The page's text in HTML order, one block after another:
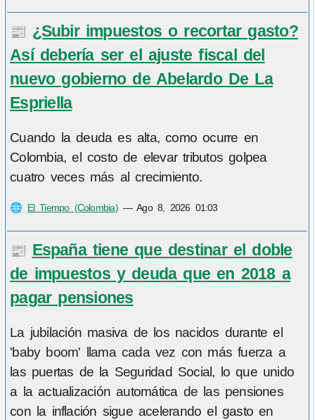
📰 ¿Subir impuestos o recortar gasto?
Así debería ser el ajuste fiscal del
nuevo gobierno de Abelardo De La
Espriella
Cuando la deuda es alta, como ocurre en
Colombia, el costo de elevar tributos golpea
cuatro veces más al crecimiento.
🌐 El Tiempo (Colombia)—Ago 8, 2026 01:03
📰 España tiene que destinar el doble
de impuestos y deuda que en 2018 a
pagar pensiones
La jubilación masiva de los nacidos durante el
'baby boom' llama cada vez con más fuerza a
las puertas de la Seguridad Social, lo que unido
a la actualización automática de las pensiones
con la inflación sigue acelerando el gasto en